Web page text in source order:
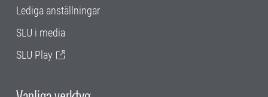
Lediga anställningar
SLU i media
SLU Play